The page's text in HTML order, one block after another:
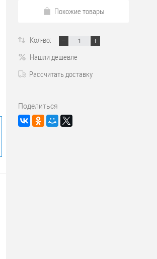
Похожие товары
Кол-во:
Нашли дешевле
Рассчитать доставку
Поделиться